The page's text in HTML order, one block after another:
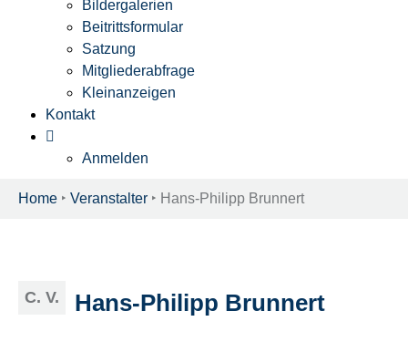
Bildergalerien
Beitrittsformular
Satzung
Mitgliederabfrage
Kleinanzeigen
Kontakt
Anmelden
Home ‣ Veranstalter ‣ Hans-Philipp Brunnert
C. V. Hans-Philipp Brunnert